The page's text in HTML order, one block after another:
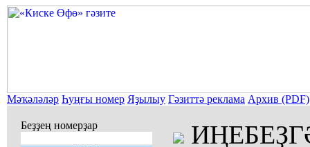
Мәҡәләләр Һуңғы номер Яҙылыу Гәзиттә реклама Архив (PDF)
Беҙҙең номерҙар